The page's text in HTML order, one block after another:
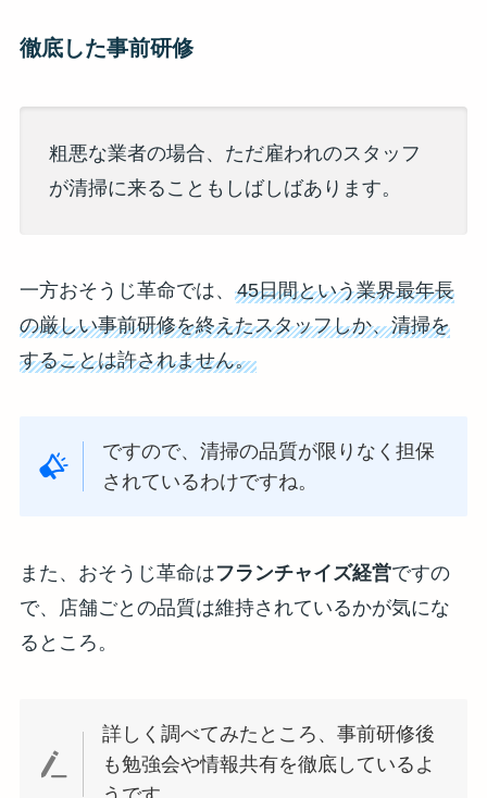
徹底した事前研修
粗悪な業者の場合、ただ雇われのスタッフ
が清掃に来ることもしばしばあります。
一方おそうじ革命では、 45日間という業界最年長
の厳しい事前研修を終えたスタッフしか、清掃を
することは許されません。
ですので、清掃の品質が限りなく担保
されているわけですね。
また、おそうじ革命はフランチャイズ経営ですの
で、店舗ごとの品質は維持されているかが気にな
るところ。
詳しく調べてみたところ、事前研修後
も勉強会や情報共有を徹底しているよ